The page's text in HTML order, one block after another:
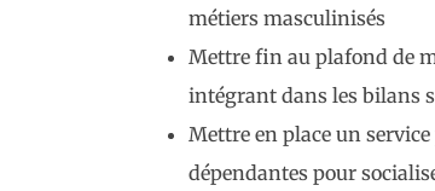
métiers masculinisés
Mettre fin au plafond de
intégrant dans les bilans
Mettre en place un
dépendantes pour